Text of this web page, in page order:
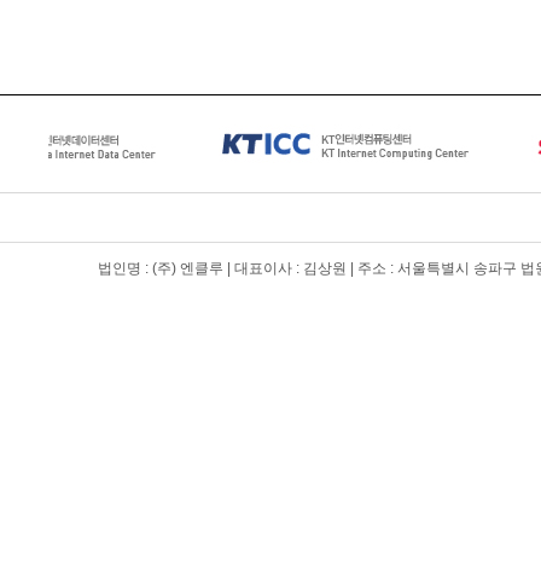
법인명 : (주) 엔클루 | 대표이사 : 김상원 | 주소 : 서울특별시 송파